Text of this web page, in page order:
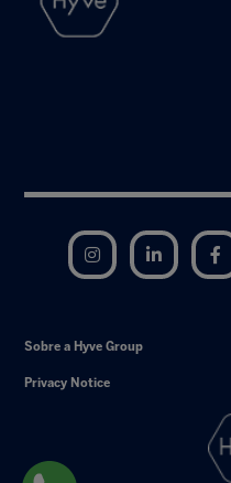
Instagram LinkedIn
Sobre a Hyve Group
Privacy Notice